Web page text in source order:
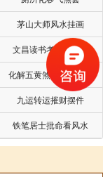
茅山大师风水挂画
文昌读书考试风水局
化解五黄煞星专用挂件
九运转运摧财摆件
铁笔居士批命看风水